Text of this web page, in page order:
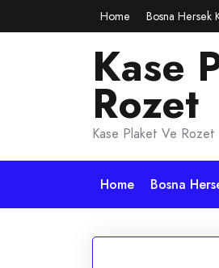
to
Home Bosna Hersek
Kase
Rozet
Kase Plaket Ve Rozet
Home Bosna